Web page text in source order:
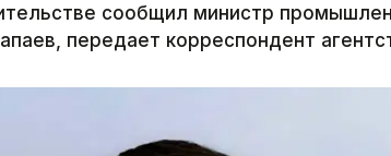
сообщил министр
передает корреспондент